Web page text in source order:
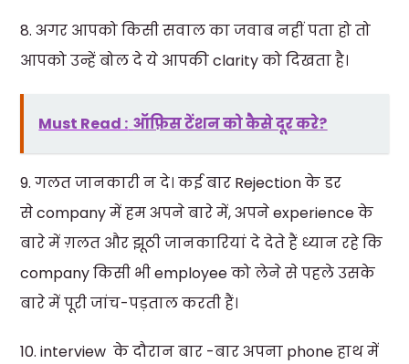
8. अगर आपको किसी सवाल का जवाब नहीं पता हो तो
आपको उन्हें बोल दे ये आपकी clarity को दिखता है।
Must Read : ऑफ़िस टेंशन को कैसे दूर करे?
9. गलत जानकारी न दे। कई बार Rejection के डर
से company में हम अपने बारे में, अपने experience के
बारे में ग़लत और झूठी जानकारियां दे देते हैं ध्यान रहे कि
company किसी भी employee को लेने से पहले उसके
बारे में पूरी जांच-पड़ताल करती हैं।
10. interview के दौरान बार -बार अपना phone हाथ में